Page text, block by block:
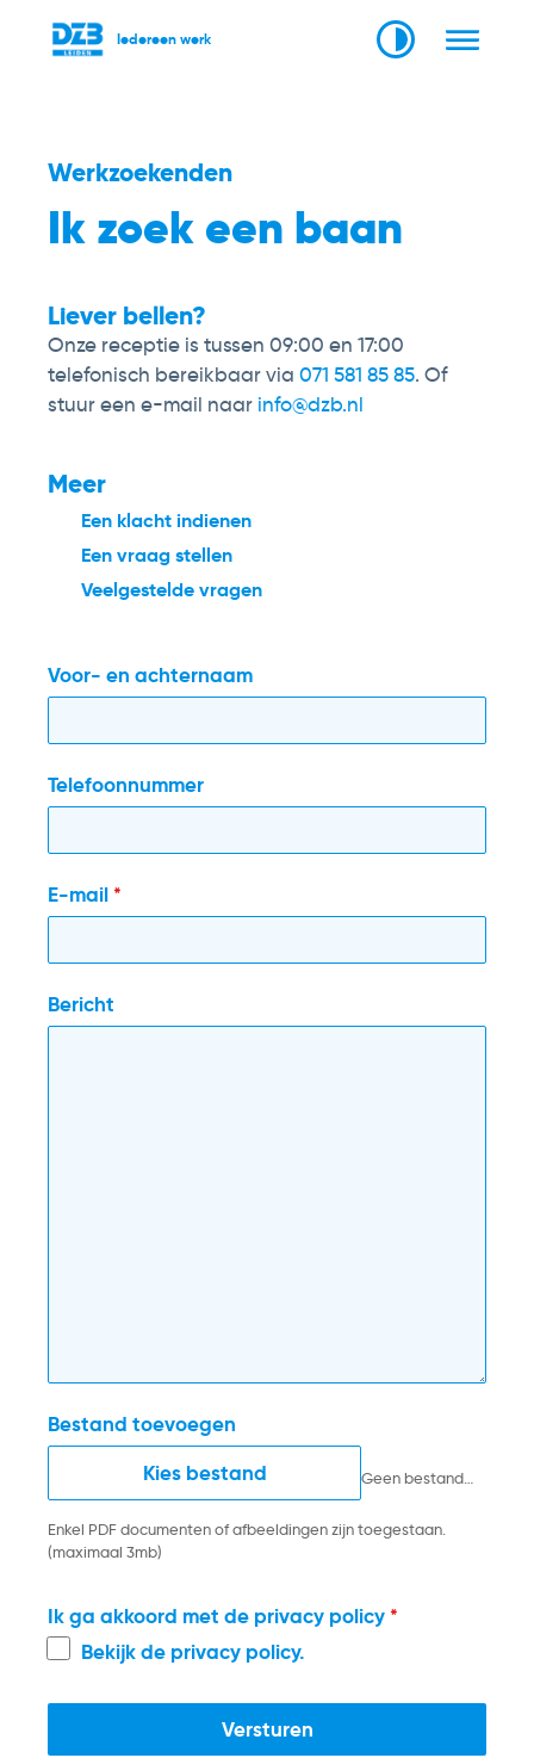
Iedereen werk
Werkzoekenden
Ik zoek een baan
Liever bellen?
Onze receptie is tussen 09:00 en 17:00
telefonisch bereikbaar via 071 581 85 85. Of
stuur een e-mail naar info@dzb.nl
Meer
Een klacht indienen
Een vraag stellen
Veelgestelde vragen
Voor- en achternaam
Telefoonnummer
E-mail *
Bericht
Bestand toevoegen
Kies bestand
Geen bestand gekozen
Enkel PDF documenten of afbeeldingen zijn toegestaan.
(maximaal 3mb)
Ik ga akkoord met de privacy policy *
Bekijk de privacy policy.
Versturen